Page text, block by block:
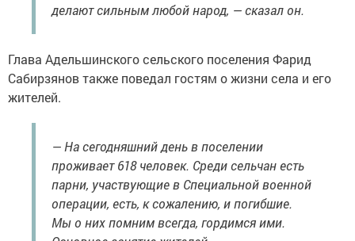
делают сильным любой народ, — сказал он.
Глава Адельшинского сельского поселения Фарид
Сабирзянов также поведал гостям о жизни села и его
жителей.
— На сегодняшний день в поселении
проживает 618 человек. Среди сельчан есть
парни, участвующие в Специальной военной
операции, есть, к сожалению, и погибшие.
Мы о них помним всегда, гордимся ими.